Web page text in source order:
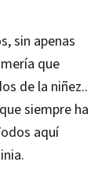
sin apenas
que
de la niñez..
siempre ha
aquí